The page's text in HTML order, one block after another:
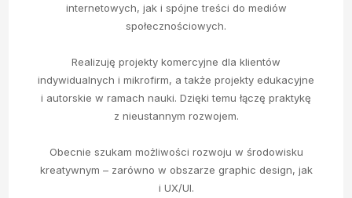
internetowych, jak i spójne treści do mediów
społecznościowych.
Realizuję projekty komercyjne dla klientów
indywidualnych i mikrofirm, a także projekty edukacyjne
i autorskie w ramach nauki. Dzięki temu łączę praktykę
z nieustannym rozwojem.
Obecnie szukam możliwości rozwoju w środowisku
kreatywnym – zarówno w obszarze graphic design, jak
i UX/UI.